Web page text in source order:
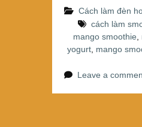
c
e
b
o
o
tt
er
Cách làm đèn
cách làm
mango smoothie
yogurt, mango
Leave a